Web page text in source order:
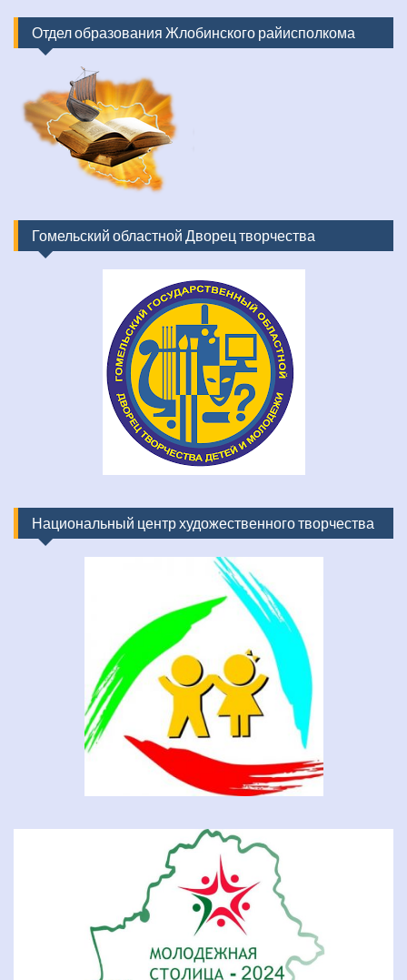
Отдел образования Жлобинского райисполкома
Гомельский областной Дворец творчества
Национальный центр художественного творчества